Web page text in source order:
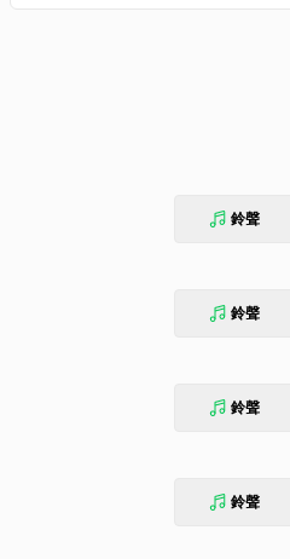
鈴聲
鈴聲
鈴聲
鈴聲